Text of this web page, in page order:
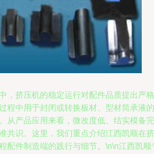
，挤压机的稳定运行对配件品质提出严格
中用于封闭或转换板材、型材筒承液的
从产品应用来看，微改度低、结实模备完
共识。这里，我们重点介绍江西凯顺在挤
配件制造端的践行与细节。\n\n江西凯顺